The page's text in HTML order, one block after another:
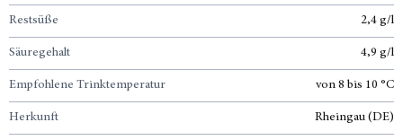
Restsüße 2,4 g/l
Säuregehalt 4,9 g/l
Empfohlene Trinktemperatur von 8 bis 10 °C
Herkunft Rheingau (DE)